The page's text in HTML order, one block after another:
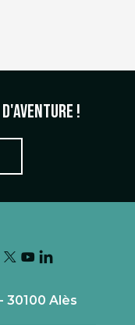
!
30100 Alès